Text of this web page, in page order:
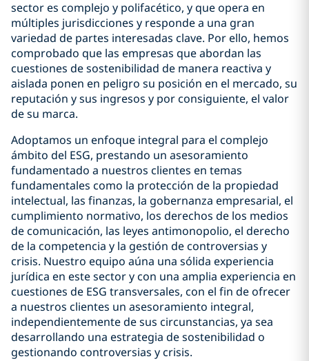
sector es complejo y polifacético, y que opera en
múltiples jurisdicciones y responde a una gran
variedad de partes interesadas clave. Por ello, hemos
comprobado que las empresas que abordan las
cuestiones de sostenibilidad de manera reactiva y
aislada ponen en peligro su posición en el mercado, su
reputación y sus ingresos y por consiguiente, el valor
de su marca.
Adoptamos un enfoque integral para el complejo
ámbito del ESG, prestando un asesoramiento
fundamentado a nuestros clientes en temas
fundamentales como la protección de la propiedad
intelectual, las finanzas, la gobernanza empresarial, el
cumplimiento normativo, los derechos de los medios
de comunicación, las leyes antimonopolio, el derecho
de la competencia y la gestión de controversias y
crisis. Nuestro equipo aúna una sólida experiencia
jurídica en este sector y con una amplia experiencia en
cuestiones de ESG transversales, con el fin de ofrecer
a nuestros clientes un asesoramiento integral,
independientemente de sus circunstancias, ya sea
desarrollando una estrategia de sostenibilidad o
gestionando controversias y crisis.